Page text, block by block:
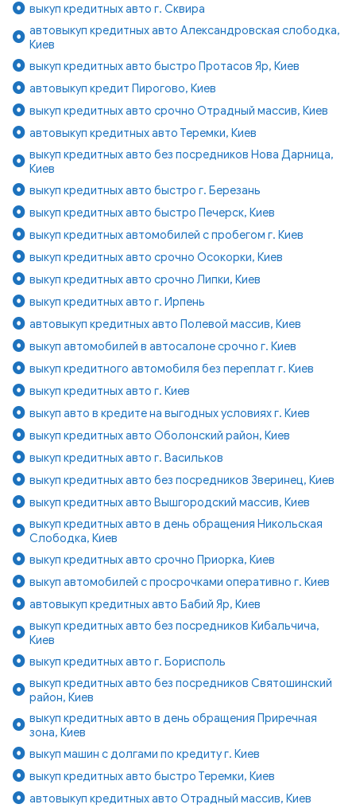
выкуп кредитных авто г. Сквира
автовыкуп кредитных авто Александровская слободка,
Киев
выкуп кредитных авто быстро Протасов Яр, Киев
автовыкуп кредит Пирогово, Киев
выкуп кредитных авто срочно Отрадный массив, Киев
автовыкуп кредитных авто Теремки, Киев
выкуп кредитных авто без посредников Нова Дарница,
Киев
выкуп кредитных авто быстро г. Березань
выкуп кредитных авто быстро Печерск, Киев
выкуп кредитных автомобилей с пробегом г. Киев
выкуп кредитных авто срочно Осокорки, Киев
выкуп кредитных авто срочно Липки, Киев
выкуп кредитных авто г. Ирпень
автовыкуп кредитных авто Полевой массив, Киев
выкуп автомобилей в автосалоне срочно г. Киев
выкуп кредитного автомобиля без переплат г. Киев
выкуп кредитных авто г. Киев
выкуп авто в кредите на выгодных условиях г. Киев
выкуп кредитных авто Оболонский район, Киев
выкуп кредитных авто г. Васильков
выкуп кредитных авто без посредников Зверинец, Киев
выкуп кредитных авто Вышгородский массив, Киев
выкуп кредитных авто в день обращения Никольская
Слободка, Киев
выкуп кредитных авто срочно Приорка, Киев
выкуп автомобилей с просрочками оперативно г. Киев
автовыкуп кредитных авто Бабий Яр, Киев
выкуп кредитных авто без посредников Кибальчича,
Киев
выкуп кредитных авто г. Борисполь
выкуп кредитных авто без посредников Святошинский
район, Киев
выкуп кредитных авто в день обращения Приречная
зона, Киев
выкуп машин с долгами по кредиту г. Киев
выкуп кредитных авто быстро Теремки, Киев
автовыкуп кредитных авто Отрадный массив, Киев